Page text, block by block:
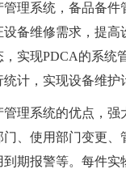
管理系统，备品备
设备维修需求，提
，实现PDCA的系统
计，实现设备维护
管理系统的优点，
门、使用部门变更
到期报警等。每件实